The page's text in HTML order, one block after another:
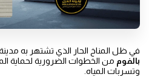
في ظل المناخ الحار الذي تشتهر به
بالفوم من الخطوات الضرورية لحماية
وتسربات المياه.